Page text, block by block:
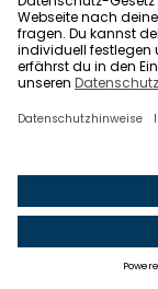
*Dieser Beitrag
ergänzt.
einen kleinen
euch erhöht